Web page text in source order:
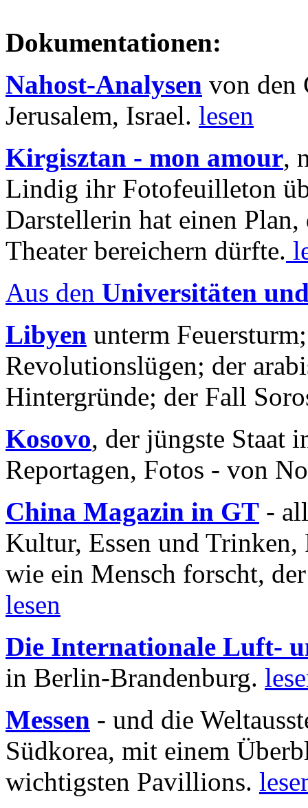
Dokumentationen:
Nahost-Analysen von den
Jerusalem, Israel. lesen
Kirgisztan - mon amour,
Lindig ihr Fotofeuilleton
Darstellerin hat einen Plan,
Theater bereichern dürfte.
Aus den Universitäten
Libyen unterm
Revolutionslügen; der
Hintergründe; der Fall
Kosovo, der jüngste Staat
Reportagen, Fotos - von
China Magazin in GT -
Kultur, Essen und
wie ein Mensch forscht,
lesen
Die Internationale Luft-
in Berlin-Brandenburg.
Messen - und die
Südkorea, mit einem
wichtigsten Pavillions.